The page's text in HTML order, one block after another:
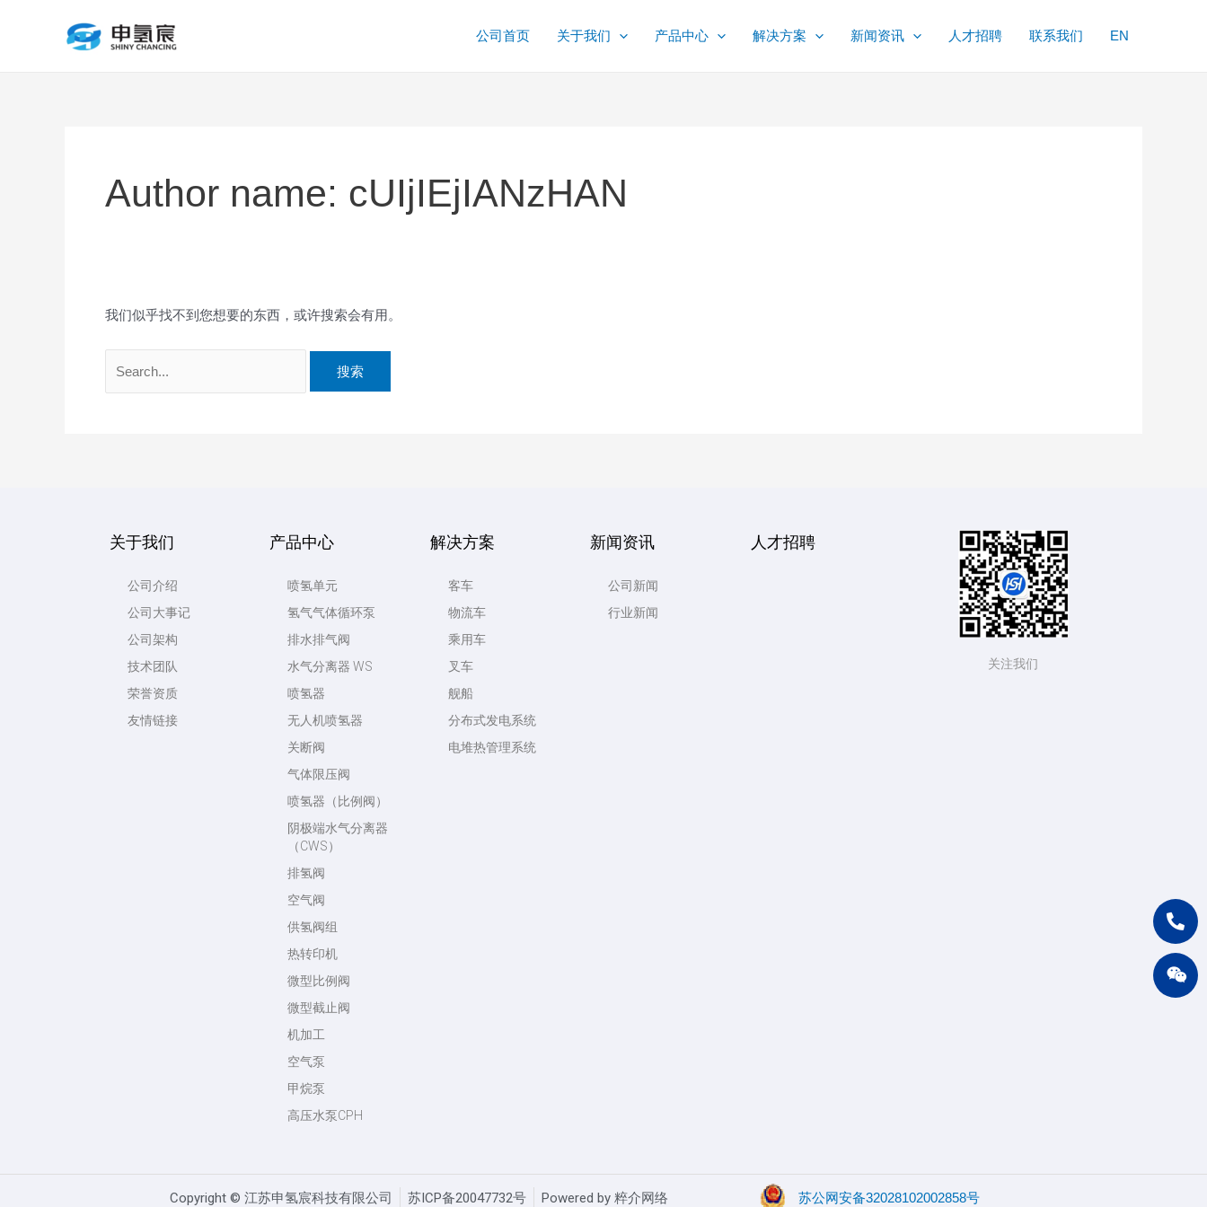
公司首页 关于我们 产品中心 解决方案 新闻资讯 人才招聘 联系我们 EN
Author name: cUIjIEjIANzHAN
我们似乎找不到您想要的东西，或许搜索会有用。
索：
关于我们
公司介绍
公司大事记
公司架构
技术团队
荣誉资质
友情链接
产品中心
喷氢单元
氢气气体循环泵
排水排气阀
水气分离器 WS
喷氢器
无人机喷氢器
关断阀
气体限压阀
喷氢器（比例阀）
阴极端水气分离器
（CWS）
排氢阀
空气阀
供氢阀组
热转印机
微型比例阀
微型截止阀
机加工
空气泵
甲烷泵
高压水泵CPH
解决方案
客车
物流车
乘用车
叉车
舰船
分布式发电系统
电堆热管理系统
新闻资讯
公司新闻
行业新闻
人才招聘
关注我们
Copyright ©️ 江苏申氢宸科技有限公司 苏ICP备20047732号 Powered by 粹介网络 苏公网安备32028102002858号